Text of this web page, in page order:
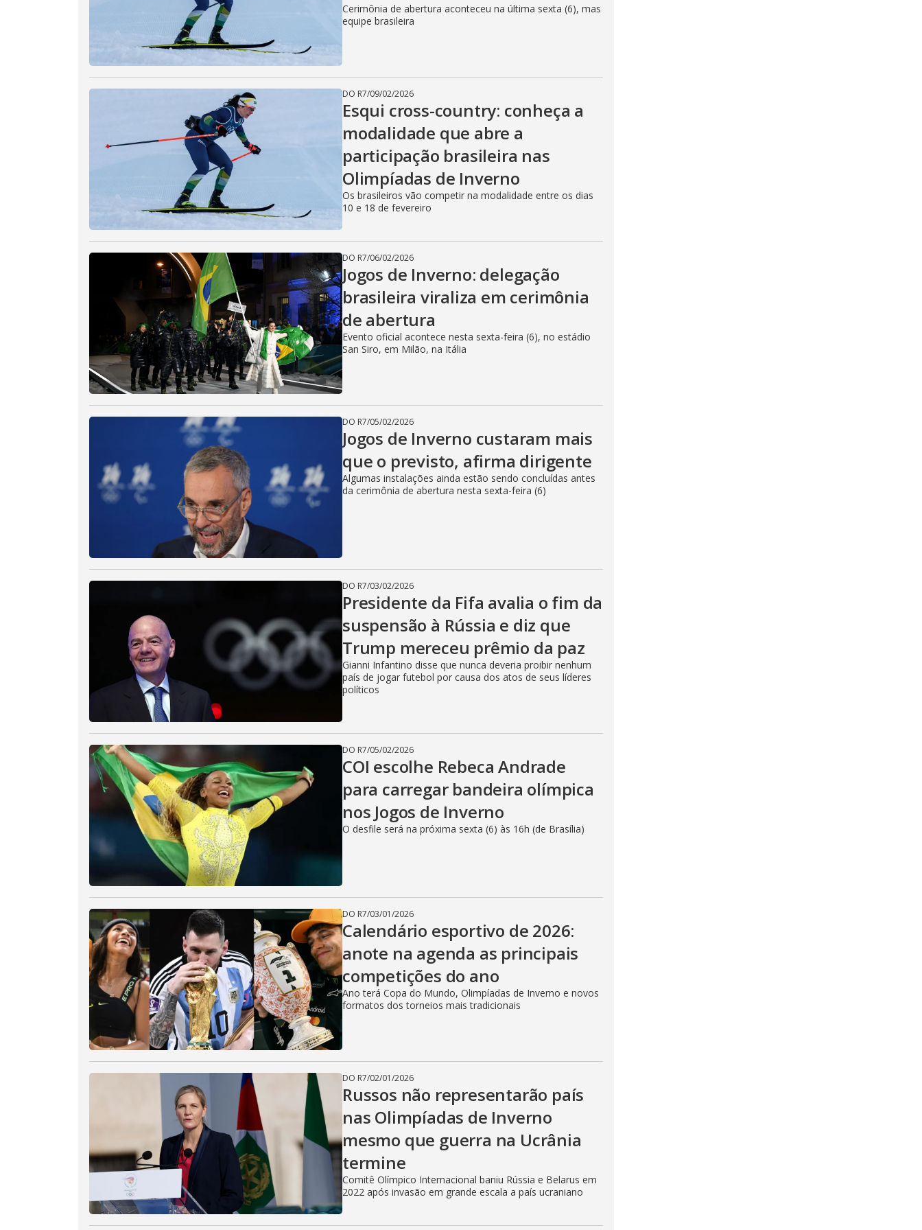
Cerimônia de abertura aconteceu na última sexta (6), mas
equipe brasileira
DO R7/09/02/2026
Esqui cross-country: conheça a
modalidade que abre a
participação brasileira nas
Olimpíadas de Inverno
Os brasileiros vão competir na modalidade entre os dias
10 e 18 de fevereiro
DO R7/06/02/2026
Jogos de Inverno: delegação
brasileira viraliza em cerimônia
de abertura
Evento oficial acontece nesta sexta-feira (6), no estádio
San Siro, em Milão, na Itália
DO R7/05/02/2026
Jogos de Inverno custaram mais
que o previsto, afirma dirigente
Algumas instalações ainda estão sendo concluídas antes
da cerimônia de abertura nesta sexta-feira (6)
DO R7/03/02/2026
Presidente da Fifa avalia o fim da
suspensão à Rússia e diz que
Trump mereceu prêmio da paz
Gianni Infantino disse que nunca deveria proibir nenhum
país de jogar futebol por causa dos atos de seus líderes
políticos
DO R7/05/02/2026
COI escolhe Rebeca Andrade
para carregar bandeira olímpica
nos Jogos de Inverno
O desfile será na próxima sexta (6) às 16h (de Brasília)
DO R7/03/01/2026
Calendário esportivo de 2026:
anote na agenda as principais
competições do ano
Ano terá Copa do Mundo, Olimpíadas de Inverno e novos
formatos dos torneios mais tradicionais
DO R7/02/01/2026
Russos não representarão país
nas Olimpíadas de Inverno
mesmo que guerra na Ucrânia
termine
Comitê Olímpico Internacional baniu Rússia e Belarus em
2022 após invasão em grande escala a país ucraniano